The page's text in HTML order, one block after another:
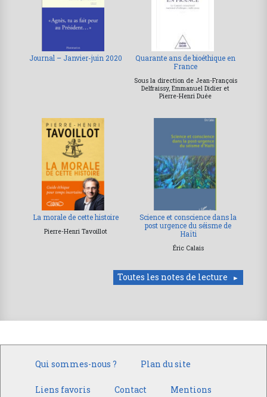
Journal – Janvier-juin 2020
Quarante ans de bioéthique en
France
Sous la direction de Jean-François
Delfraissy, Emmanuel Didier et
Pierre-Henri Duée
La morale de cette histoire
Pierre-Henri Tavoillot
Science et conscience dans la
post urgence du séisme de
Haïti
Éric Calais
Toutes les notes de lecture
Qui sommes-nous ? Plan du site
Liens favoris Contact Mentions